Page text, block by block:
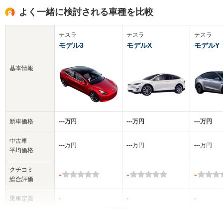
よく一緒に検討される車種を比較
基本情報
新車価格
中古車
平均価格
クチコミ
総合評価
乗車定員
テスラ
モデル3
‐‐‐万円
‐‐‐万円
-
-
テスラ
モデルX
‐‐‐万円
‐‐‐万円
-
-
テスラ
モデルY
‐‐‐万円
‐‐‐万円
-
-